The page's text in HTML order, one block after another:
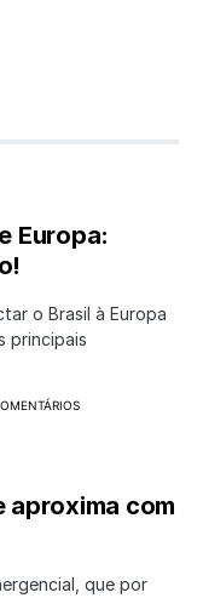
Europa:
o Brasil à Europa
principais
aproxima com
que por